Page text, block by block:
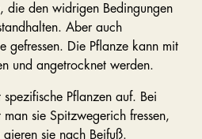
die den widrigen Bedingungen
Aber auch
gefressen. Die Pflanze kann mit
und angetrocknet werden.
Pflanzen auf. Bei
sie Spitzwegerich fressen,
gieren sie nach Beifuß.